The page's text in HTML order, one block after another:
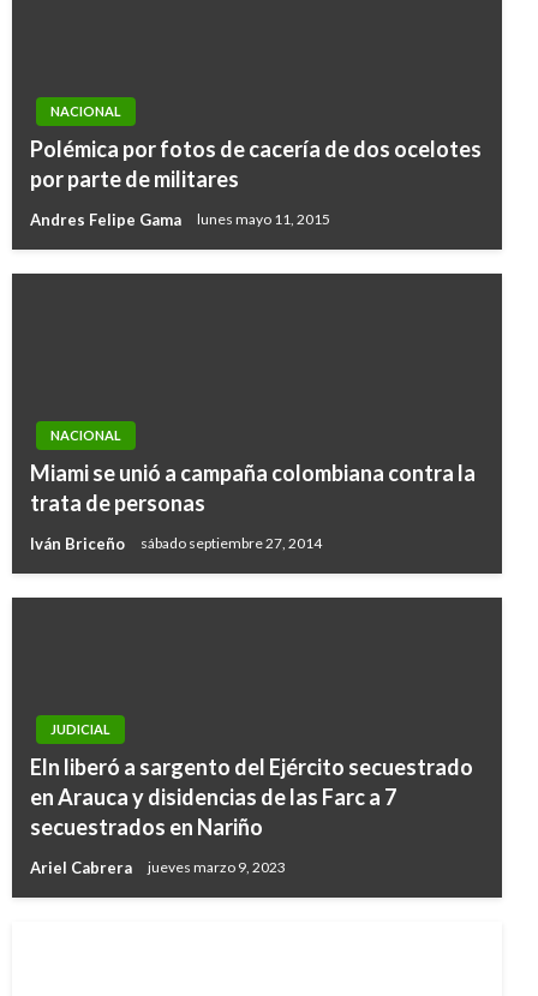
NACIONAL
Polémica por fotos de cacería de dos ocelotes
por parte de militares
Andres Felipe Gama lunes mayo 11, 2015
NACIONAL
Miami se unió a campaña colombiana contra la
trata de personas
Iván Briceño sábado septiembre 27, 2014
JUDICIAL
Eln liberó a sargento del Ejército secuestrado
en Arauca y disidencias de las Farc a 7
secuestrados en Nariño
Ariel Cabrera jueves marzo 9, 2023